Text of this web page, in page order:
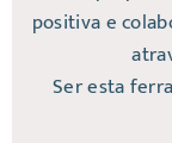
positiva e
Ser esta